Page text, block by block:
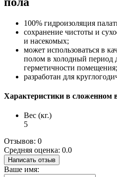
100% гидроизоляция
сохранение чистоты и
и насекомых;
может использоваться в
полом в холодный период
герметичности помещения;
разработан для
Характеристики в сложенном
Вес (кг.)
5
Отзывов: 0
Средняя оценка: 0.0
Написать отзыв
Ваше имя: